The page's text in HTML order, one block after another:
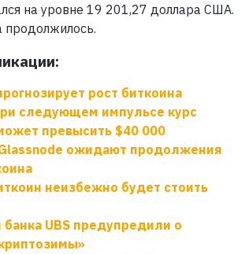
на уровне 19 201,27 доллара США.
рост биткоина
следующем импульсе курс
превысить $40 000
ожидают продолжения
неизбежно будет стоить
UBS предупредили о